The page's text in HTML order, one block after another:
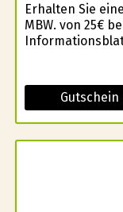
Erhalten Sie
MBW. von 25€